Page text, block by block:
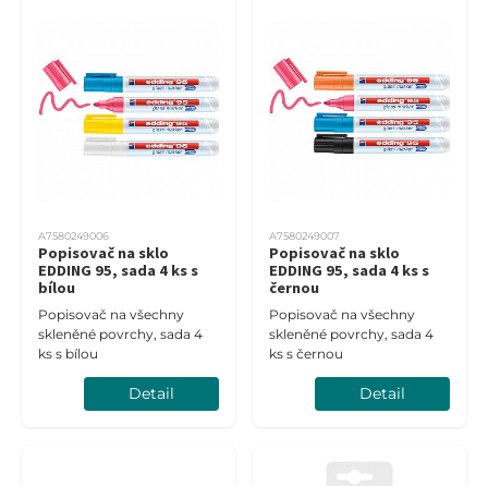
A7580249006
Popisovač na sklo
EDDING 95, sada 4 ks s
bílou
Popisovač na všechny
skleněné povrchy, sada 4
ks s bílou
Detail
A7580249007
Popisovač na sklo
EDDING 95, sada 4 ks s
černou
Popisovač na všechny
skleněné povrchy, sada 4
ks s černou
Detail